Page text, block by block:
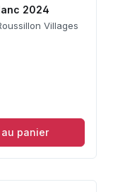
2024
Villages
panier